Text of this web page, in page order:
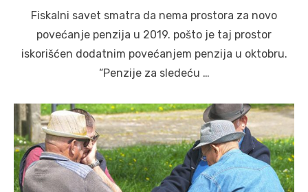
Fiskalni savet smatra da nema prostora za novo
povećanje penzija u 2019. pošto je taj prostor
iskorišćen dodatnim povećanjem penzija u oktobru.
“Penzije za sledeću …